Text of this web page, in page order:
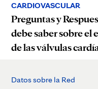
CARDIOVASCULAR
Preguntas y
debe saber sobre el
de las válvulas
Datos sobre la Red